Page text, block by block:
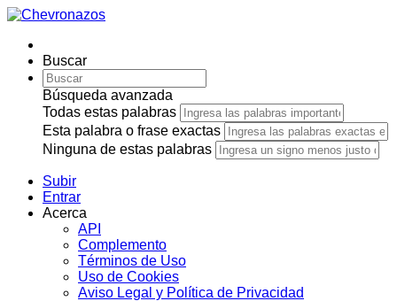
Buscar
Búsqueda avanzada
Todas estas palabras
Esta palabra o frase exactas
Ninguna de estas palabras
Subir
Entrar
Acerca
API
Complemento
Términos de Uso
Uso de Cookies
Aviso Legal y Política de Privacidad